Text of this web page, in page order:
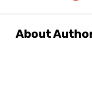
About